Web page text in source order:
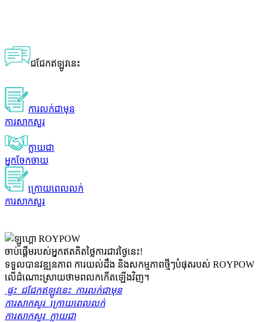
ជជែកឥឡូវនេះ
ការលក់ជាមុន
ការសាកសួរ
ក្លាយជា
អ្នកចែកចាយ
ក្រោយពេលលក់
ការសាកសួរ
ចាប់ផ្តើមរបស់អ្នកឥតគិតថ្លៃការជាវថ្ងៃនេះ!
ទទួលបានវឌ្ឍនភាព ការយល់ដឹង និងសកម្មភាពថ្មីៗបំផុតរបស់ ROYPOW
លើដំណោះស្រាយថាមពលកកើតឡើងវិញ។
ផ្ទះ ជជែកឥឡូវនេះ ការលក់ជាមុន
ការសាកសួរ ក្រោយពេលលក់
ការសាកសួរ ក្លាយជា